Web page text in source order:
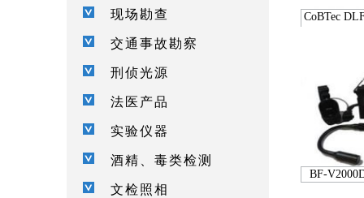
现场勘查
交通事故勘察
刑侦光源
法医产品
实验仪器
酒精、毒类检测
文检照相
CoBTec
BF-